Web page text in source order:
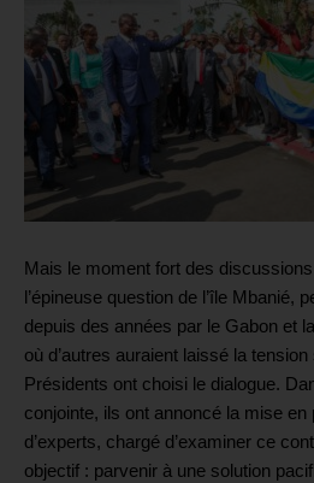
Mais le moment fort des
l’épineuse question de l’île Mbanié,
depuis des années par le Gabon et
où d’autres auraient laissé la tension
Présidents ont choisi le dialogue.
conjointe, ils ont annoncé la mise en
d’experts, chargé d’examiner ce
objectif : parvenir à une solution